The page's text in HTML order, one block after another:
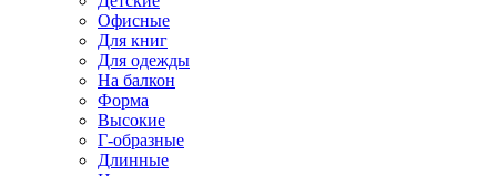
Офисные
Для книг
Для одежды
На балкон
Форма
Высокие
Г-образные
Длинные